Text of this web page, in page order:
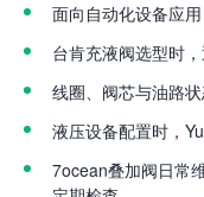
面向自动化设备应
台肯充液阀选型时
线圈、阀芯与油路
液压设备配置时，
7ocean叠加阀日常